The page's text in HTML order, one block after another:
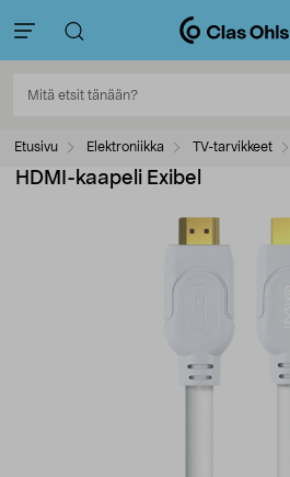
Etusivu Elektroniikka TV-tarvikkeet
HDMI-kaapeli Exibel